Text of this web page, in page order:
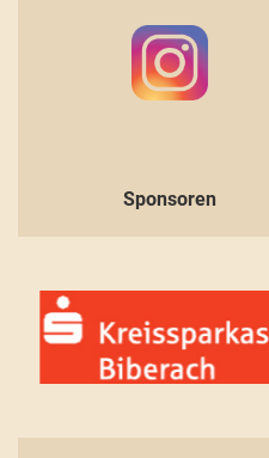
Sponsoren